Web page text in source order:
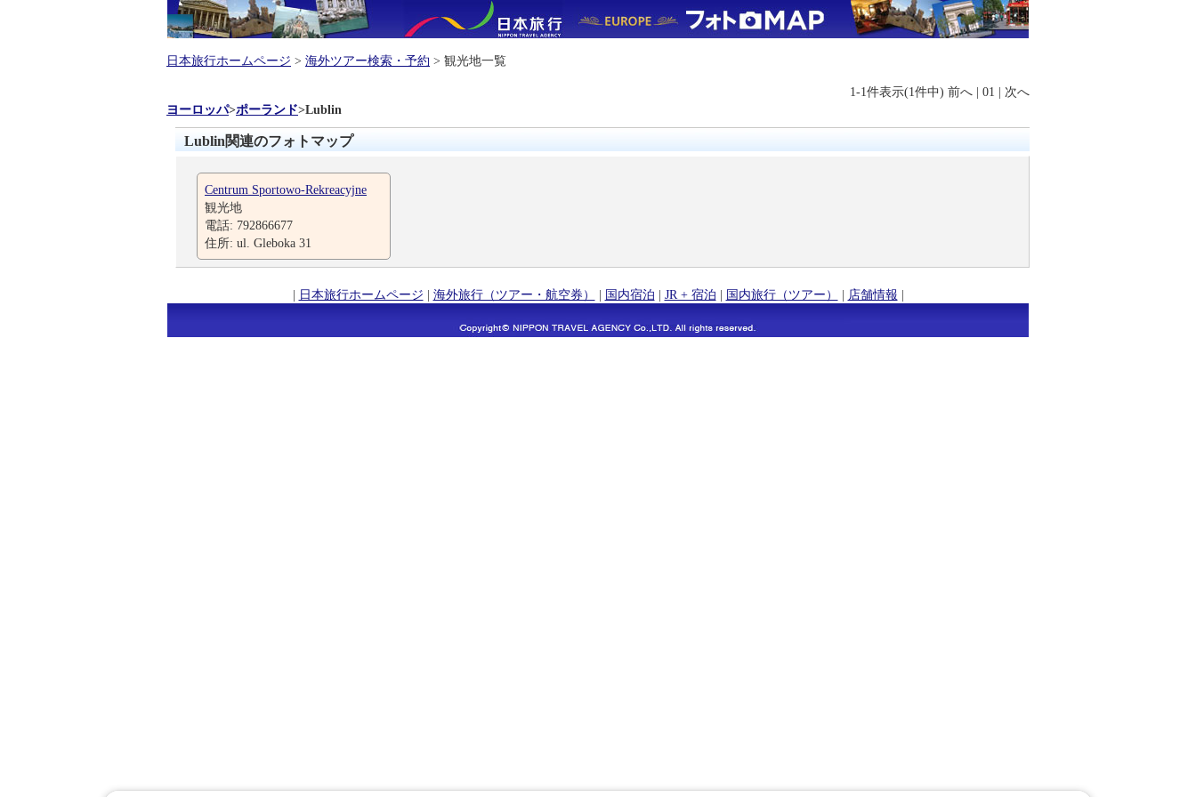
日本旅行ホームページ > 海外ツアー検索・予約 > 観光地一覧
1-1件表示(1件中) 前へ | 01 | 次へ
ヨーロッパ>ポーランド>Lublin
Lublin関連のフォトマップ
Centrum Sportowo-Rekreacyjne
観光地
電話: 792866677
住所: ul. Gleboka 31
| 日本旅行ホームページ | 海外旅行（ツアー・航空券） | 国内宿泊 | JR + 宿泊 | 国内旅行（ツアー） | 店舗情報 |